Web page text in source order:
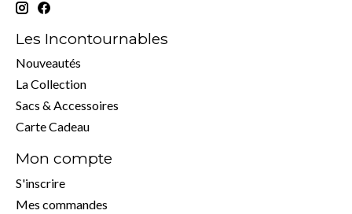
Les Incontournables
Nouveautés
La Collection
Sacs & Accessoires
Carte Cadeau
Mon compte
S'inscrire
Mes commandes